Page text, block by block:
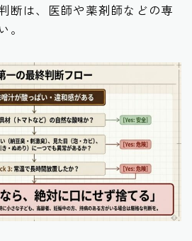
断は、医師や薬剤師などの専
。